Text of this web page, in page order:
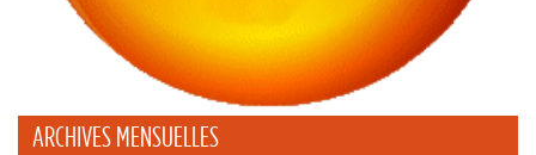
ARCHIVES MENSUELLES